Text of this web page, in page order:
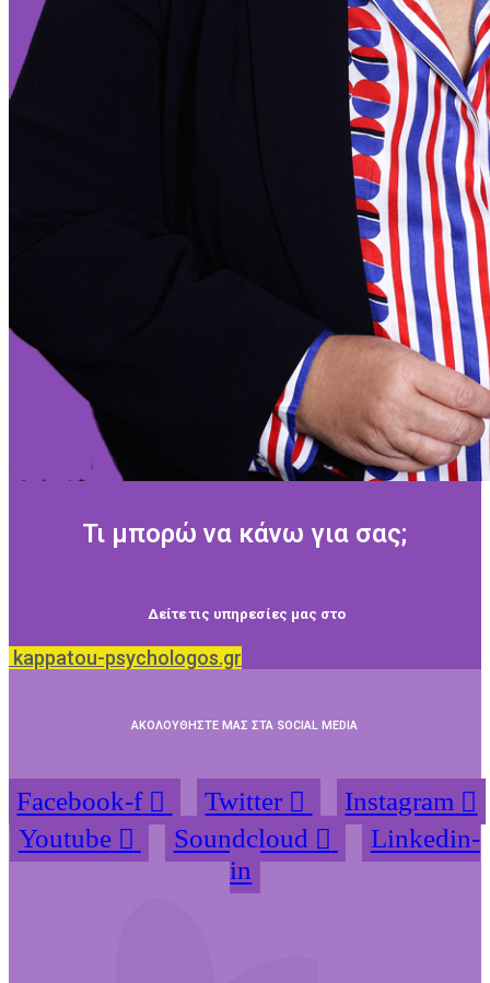
Τι μπορώ να κάνω για σας;
Δείτε τις υπηρεσίες μας στο
kappatou-psychologos.gr
ΑΚΟΛΟΥΘΗΣΤΕ ΜΑΣ ΣΤΑ SOCIAL MEDIA
Facebook-f Twitter
Instagram
Youtube
Soundcloud
Linkedin-
in